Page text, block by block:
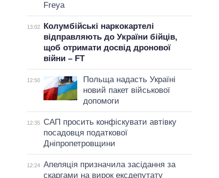
Freya
13:02
Колумбійські наркокартелі
відправляють до України бійців,
щоб отримати досвід дронової
війни – FT
12:50
Польща надасть Україні
новий пакет військової
допомоги
12:35
САП просить конфіскувати автівку
посадовця податкової
Дніпропетровщини
12:24 Апеляція призначила засідання за
скаргами на вирок ексдепутату